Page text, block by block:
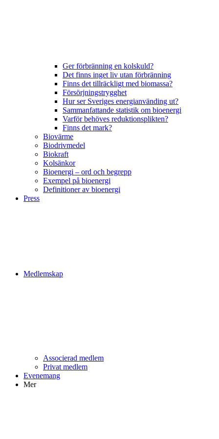
Ger förbränning en kolskuld?
Det finns inget liv utan förbränning
Finns det tillräckligt med biomassa?
Försörjningstrygghet
Hur ser Sveriges energianvänding ut?
Sammanfattande statistik om bioenergi
Varför behöves reduktionsplikten?
Finns det mark?
Biovärme
Biodrivmedel
Biokraft
Kolsänkor
Bioenergi – ord och begrepp
Exempel på bioenergi
Definitioner av bioenergi
Press
Medlemskap
Associerad medlem
Privat medlem
Evenemang
Mer